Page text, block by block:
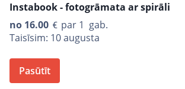
Instabook - fotogrāmata ar spirāli
no 16.00
par 1 gab.
Taisīsim: 10 augusta
Pasūtīt